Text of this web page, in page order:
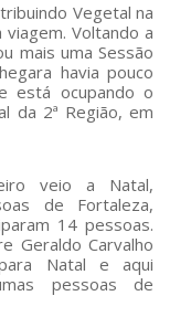
Vegetal na
Voltando a
mais uma Sessão
havia pouco
está ocupando o
da 2ª Região, em
veio a Natal,
de Fortaleza,
14 pessoas.
Geraldo Carvalho
Natal e aqui
pessoas de